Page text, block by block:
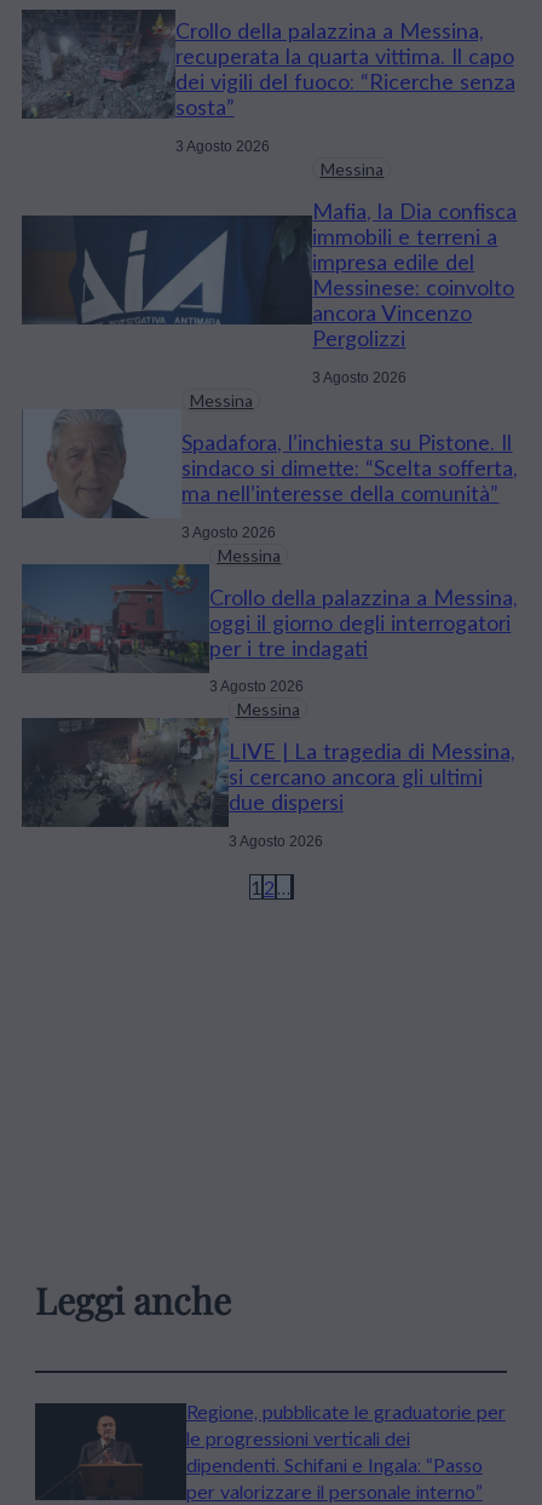
Crollo della palazzina a Messina,
recuperata la quarta vittima. Il capo
dei vigili del fuoco: “Ricerche senza
sosta”
3 Agosto 2026
Messina
Mafia, la Dia confisca
immobili e terreni a
impresa edile del
Messinese: coinvolto
ancora Vincenzo
Pergolizzi
3 Agosto 2026
Messina
Spadafora, l’inchiesta su Pistone. Il
sindaco si dimette: “Scelta sofferta,
ma nell’interesse della comunità”
3 Agosto 2026
Messina
Crollo della palazzina a Messina,
oggi il giorno degli interrogatori
per i tre indagati
3 Agosto 2026
Messina
LIVE | La tragedia di Messina,
si cercano ancora gli ultimi
due dispersi
3 Agosto 2026
1 2 …
Leggi anche
Regione, pubblicate le graduatorie per
le progressioni verticali dei
dipendenti. Schifani e Ingala: “Passo
per valorizzare il personale interno”